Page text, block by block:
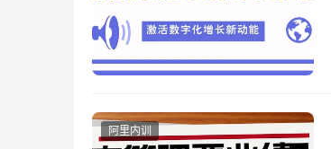
阿里内训